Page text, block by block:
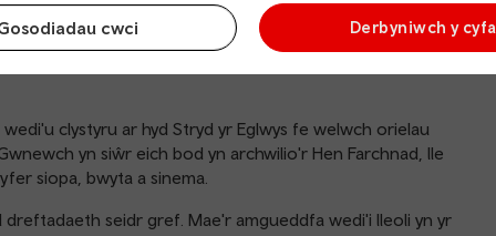
cwci Derbyniwch y
y map canoloesol mwyaf sydd wedi goroesi yn y byd
cartref i 229 o lawysgrifau canoloesol a dros 1200 o
clystyru ar hyd Stryd yr Eglwys fe welwch orielau
yn siŵr eich bod yn archwilio'r Hen Farchnad, lle
siopa, bwyta a sinema.
seidr gref. Mae'r amgueddfa wedi'i lleoli yn yr